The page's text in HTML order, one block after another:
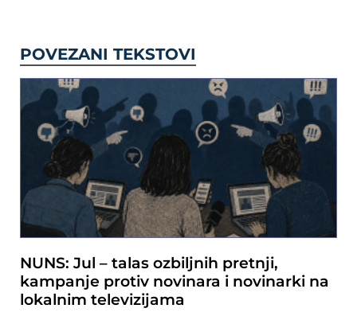
POVEZANI TEKSTOVI
NUNS: Jul – talas ozbiljnih pretnji,
kampanje protiv novinara i novinarki na
lokalnim televizijama